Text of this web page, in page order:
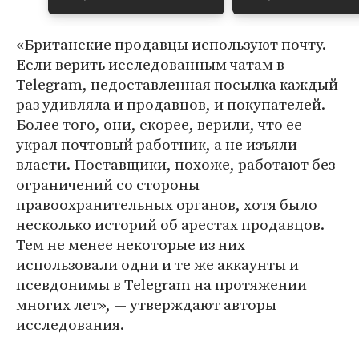
«Британские продавцы используют почту.
Если верить исследованным чатам в
Telegram, недоставленная посылка каждый
раз удивляла и продавцов, и покупателей.
Более того, они, скорее, верили, что ее
украл почтовый работник, а не изъяли
власти. Поставщики, похоже, работают без
ограничений со стороны
правоохранительных органов, хотя было
несколько историй об арестах продавцов.
Тем не менее некоторые из них
использовали одни и те же аккаунты и
псевдонимы в Telegram на протяжении
многих лет», — утверждают авторы
исследования.